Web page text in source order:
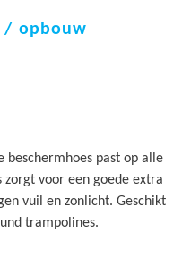
/ opbouw
beschermhoes past op alle
voor een goede extra
vuil en zonlicht. Geschikt
trampolines.